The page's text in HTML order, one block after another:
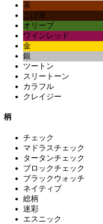
茶
こげ茶
オリーブ
ワインレッド
金
銀
ツートン
スリートーン
カラフル
クレイジー
柄
チェック
マドラスチェック
タータンチェック
ブロックチェック
ブラックウォッチ
ネイティブ
総柄
迷彩
エスニック